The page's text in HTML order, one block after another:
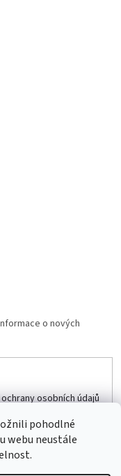
pohodlné
webu neustále
o nových
osobních údajů